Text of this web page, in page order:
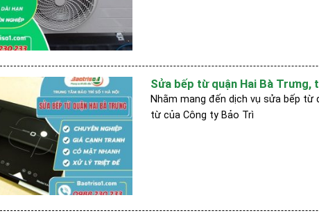
Sửa bếp từ quận Hai Bà Trưng,
Nhằm mang đến dịch vụ sửa bếp
từ của Công ty Bảo Trì